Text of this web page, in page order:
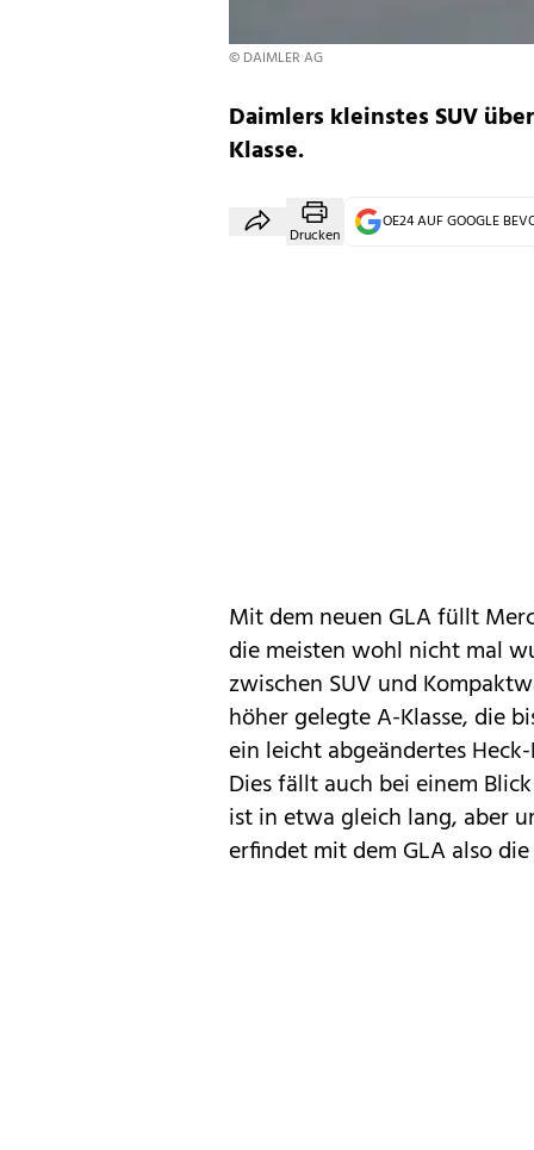
© DAIMLER AG
Daimlers kleinstes SUV
Klasse.
Drucken
OE24 AUF GOOGLE
Mit dem neuen GLAfüllt
die meisten wohl nicht mal
zwischen SUV und
höher gelegte A-Klasse, die
ein leicht abgeändertes
Dies fällt auch bei einem
ist in etwa gleich lang, aber
erfindet mit dem GLA also